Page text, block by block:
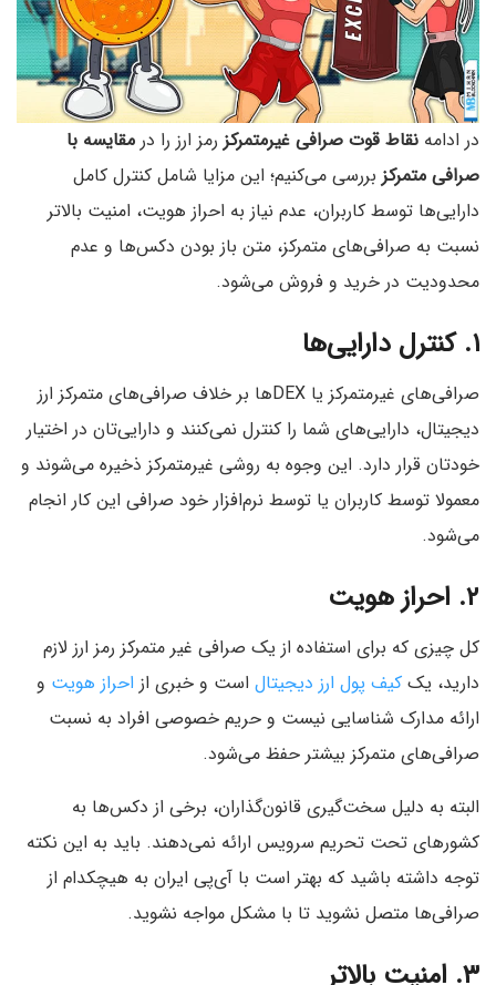
در ادامه نقاط قوت صرافی غیرمتمرکز رمز ارز را در مقایسه با
صرافی متمرکز بررسی می‌کنیم؛ این مزایا شامل کنترل کامل
دارایی‌ها توسط کاربران، عدم نیاز به احراز هویت، امنیت بالاتر
نسبت به صرافی‌های متمرکز، متن باز بودن دکس‌ها و عدم
محدودیت در خرید و فروش می‌شود.
۱. کنترل دارایی‌ها
صرافی‌های غیرمتمرکز یا DEXها بر خلاف صرافی‌های متمرکز ارز
دیجیتال، دارایی‌های شما را کنترل نمی‌کنند و دارایی‌تان در اختیار
خودتان قرار دارد. این وجوه به روشی غیرمتمرکز ذخیره می‌شوند و
معمولا توسط کاربران یا توسط نرم‌افزار خود صرافی این کار انجام
می‌شود.
۲. احراز هویت
کل چیزی که برای استفاده از یک صرافی غیر متمرکز رمز ارز لازم
دارید، یک کیف پول ارز دیجیتال است و خبری از احراز هویت و
ارائه مدارک شناسایی نیست و حریم خصوصی افراد به نسبت
صرافی‌های متمرکز بیشتر حفظ می‌شود.
البته به دلیل سخت‌گیری قانون‌گذاران، برخی از دکس‌ها به
کشورهای تحت تحریم سرویس ارائه نمی‌دهند. باید به این نکته
توجه داشته باشید که بهتر است با آی‌پی ایران به هیچکدام از
صرافی‌ها متصل نشوید تا با مشکل مواجه نشوید.
۳. امنیت بالاتر